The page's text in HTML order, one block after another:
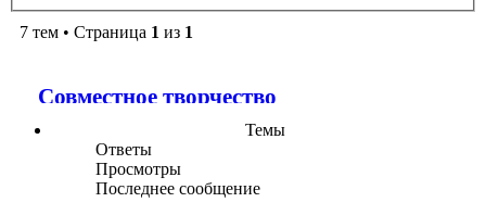
7 тем • Страница 1 из 1
Совместное творчество
Темы
Ответы
Просмотры
Последнее сообщение